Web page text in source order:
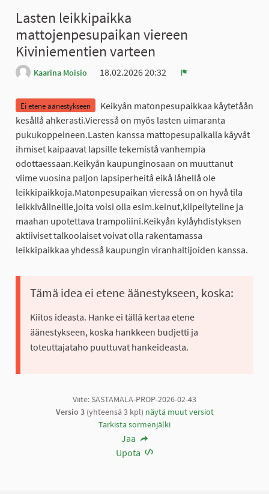
Lasten leikkipaikka
mattojenpesupaikan viereen
Kiviniementien varteen
Kaarina Moisio
18.02.2026 20:32
Ei etene äänestykseen
Keikyån matonpesupaikkaa kåytetåån
kesållå ahkerasti.Vieresså on myös lasten uimaranta
pukukoppeineen.Lasten kanssa mattopesupaikalla kåyvåt
ihmiset kaipaavat lapsille tekemistå vanhempia
odottaessaan.Keikyån kaupunginosaan on muuttanut
viime vuosina paljon lapsiperheitå eikå låhellå ole
leikkipaikkoja.Matonpesupaikan vieresså on on hyvå tila
leikkivålineille,joita voisi olla esim.keinut,kiipeilyteline ja
maahan upotettava trampoliini.Keikyån kylåyhdistyksen
aktiiviset talkoolaiset voivat olla rakentamassa
leikkipaikkaa yhdesså kaupungin viranhaltijoiden kanssa.
Tämä idea ei etene äänestykseen, koska:
Kiitos ideasta. Hanke ei tällä kertaa etene
äänestykseen, koska hankkeen budjetti ja
toteuttajataho puuttuvat hankeideasta.
Viite: SASTAMALA-PROP-2026-02-43
Versio 3(yhteensä 3 kpl) näytä muut versiot
Tarkista sormenjälki
Jaa
Upota